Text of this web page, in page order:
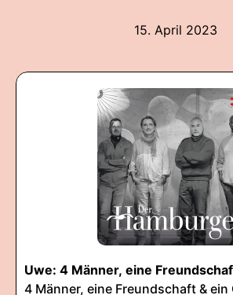
15. April 2023